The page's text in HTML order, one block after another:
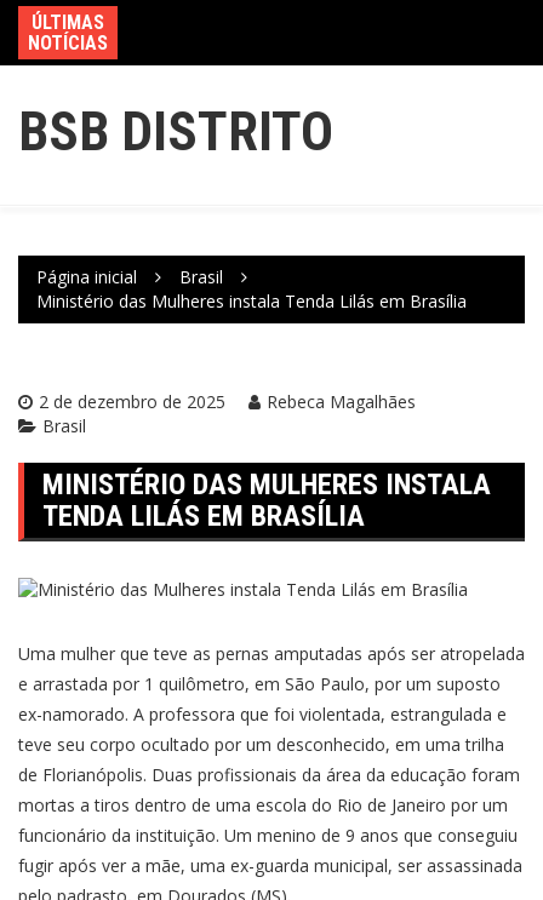
ÚLTIMAS
NOTÍCIAS
BSB DISTRITO
Página inicial
Brasil
Ministério das Mulheres instala Tenda Lilás em Brasília
2 de dezembro de 2025
Rebeca Magalhães
Brasil
MINISTÉRIO DAS MULHERES INSTALA
TENDA LILÁS EM BRASÍLIA
Uma mulher que teve as pernas amputadas após ser atropelada
e arrastada por 1 quilômetro, em São Paulo, por um suposto
ex-namorado. A professora que foi violentada, estrangulada e
teve seu corpo ocultado por um desconhecido, em uma trilha
de Florianópolis. Duas profissionais da área da educação foram
mortas a tiros dentro de uma escola do Rio de Janeiro por um
funcionário da instituição. Um menino de 9 anos que conseguiu
fugir após ver a mãe, uma ex-guarda municipal, ser assassinada